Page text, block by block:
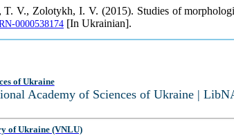
V., Zolotykh, I. V. (2015). Studies of
0000538174[In Ukrainian].
of Ukraine
Academy of Sciences of Ukraine |
of Ukraine (VNLU)